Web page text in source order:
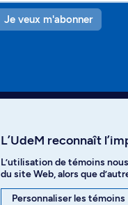
Je veux m'abonner
Facebook
L’UdeM reconnaît
L’utilisation de témoins
du site Web, alors que
Personnaliser les témoins